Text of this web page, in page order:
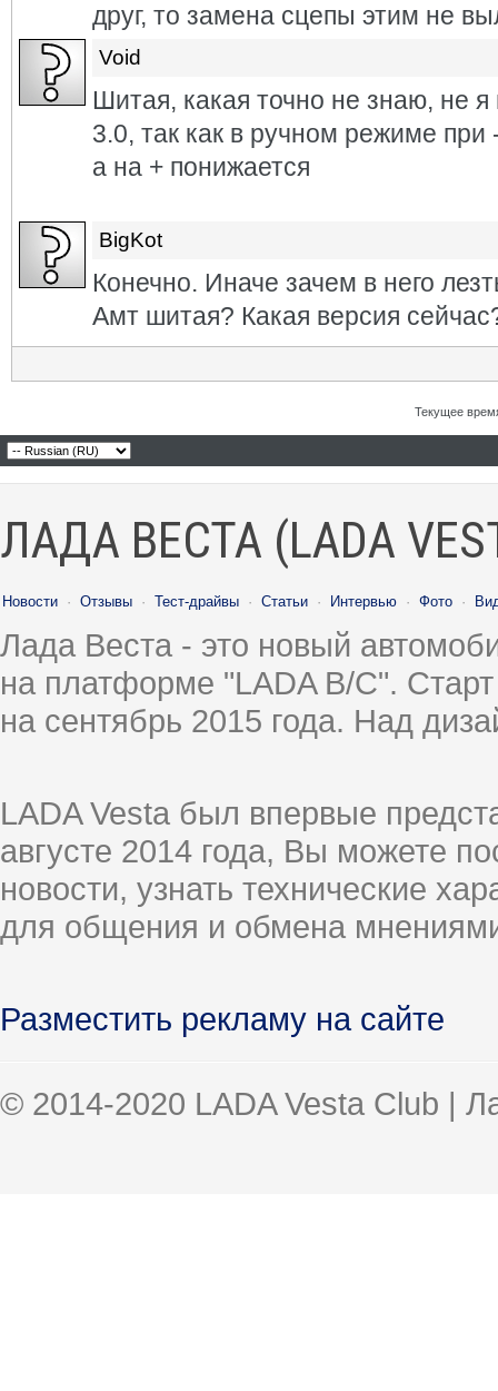
друг, то замена сцепы этим не
Void
Шитая, какая точно не знаю, не
3.0, так как в ручном режиме при
а на + понижается
BigKot
Конечно. Иначе зачем в него
Амт шитая? Какая версия
Текущее
ЛАДА ВЕСТА (LADA
Новости · Отзывы · Тест-драйвы · Статьи · Интервью · Фото ·
Лада Веста - это новый
на платформе "LADA B/C".
на сентябрь 2015 года. Над
LADA Vesta был впервые
августе 2014 года, Вы можете
новости, узнать технические
для общения и обмена
Разместить рекламу на сайте
© 2014-2020 LADA Vesta Club |